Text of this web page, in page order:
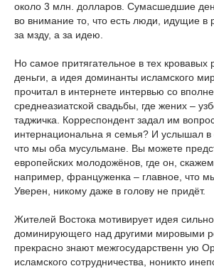
около 3 млн. долларов. Сумасшедшие
во внимание то, что есть люди, идущие в
за мзду, а за идею.
Но самое притягательное в тех кровавых
деньги, а идея доминанты исламского
прочитал в интернете интервью со вполне
среднеазиатской свадьбы, где жених –
таджичка. Корреспондент задал им
интернациональна я семья? И услышал в
что мы оба мусульмане. Вы можете
европейских молодожёнов, где он,
например, француженка – главное, что
Уверен, никому даже в голову не придёт.
Жителей Востока мотивирует идея
доминирующего над другими мировыми
прекрасно знают межгосударственн ую
исламского сотрудничества, ноникто